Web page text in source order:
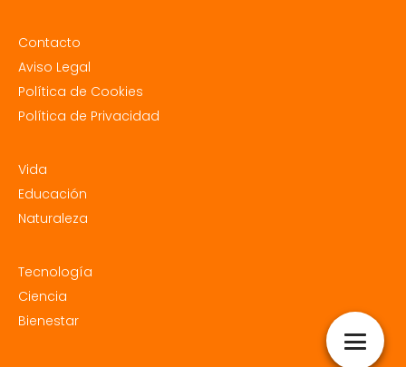
Contacto
Aviso Legal
Política de Cookies
Política de Privacidad
Vida
Educación
Naturaleza
Tecnología
Ciencia
Bienestar